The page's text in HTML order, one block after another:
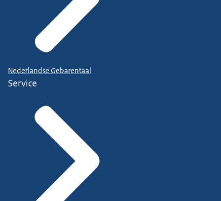
Nederlandse Gebarentaal
Service